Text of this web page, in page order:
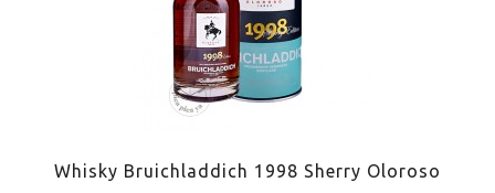
Whisky Bruichladdich 1998 Sherry Oloroso